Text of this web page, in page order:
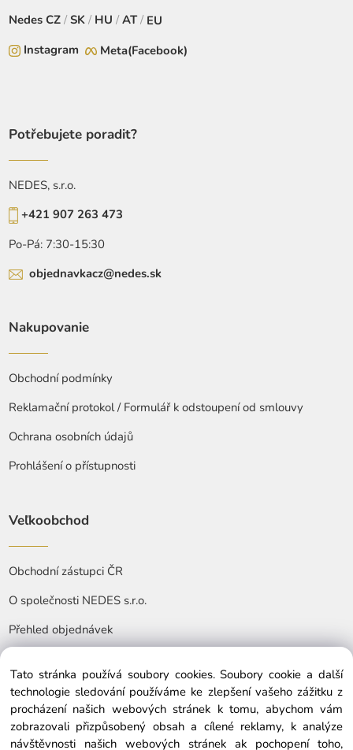
NedesCZ/SK/HU /AT/ EU
Instagram
Meta(Facebook)
Potřebujete poradit?
NEDES, s.r.o.
+421 907 263 473
Po-Pá: 7:30-15:30
objednavkacz@nedes.sk
Nakupovanie
Obchodní podmínky
Reklamační protokol / Formulář k odstoupení od smlouvy
Ochrana osobních údajů
Prohlášení o přístupnosti
Veľkoobchod
Obchodní zástupci ČR
O společnosti NEDES s.r.o.
Přehled objednávek
© Copyright © 2025 nedes.cz, All rights reserved
Tato stránka používá soubory cookies. Soubory cookie a další
technologie sledování používáme ke zlepšení vašeho zážitku z
procházení našich webových stránek k tomu, abychom vám
zobrazovali přizpůsobený obsah a cílené reklamy, k analýze
návštěvnosti našich webových stránek ak pochopení toho,